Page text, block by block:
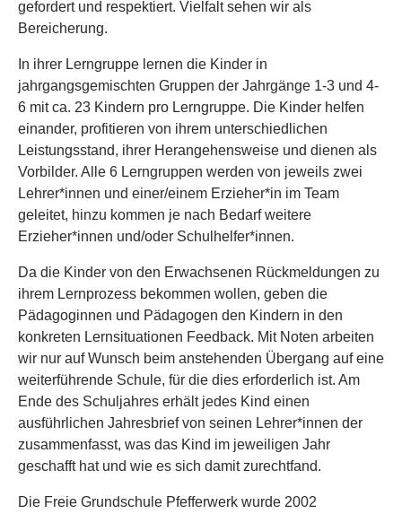
gefordert und respektiert. Vielfalt sehen wir als
Bereicherung.
In ihrer Lerngruppe lernen die Kinder in
jahrgangsgemischten Gruppen der Jahrgänge 1-3 und 4-
6 mit ca. 23 Kindern pro Lerngruppe. Die Kinder helfen
einander, profitieren von ihrem unterschiedlichen
Leistungsstand, ihrer Herangehensweise und dienen als
Vorbilder. Alle 6 Lerngruppen werden von jeweils zwei
Lehrer*innen und einer/einem Erzieher*in im Team
geleitet, hinzu kommen je nach Bedarf weitere
Erzieher*innen und/oder Schulhelfer*innen.
Da die Kinder von den Erwachsenen Rückmeldungen zu
ihrem Lernprozess bekommen wollen, geben die
Pädagoginnen und Pädagogen den Kindern in den
konkreten Lernsituationen Feedback. Mit Noten arbeiten
wir nur auf Wunsch beim anstehenden Übergang auf eine
weiterführende Schule, für die dies erforderlich ist. Am
Ende des Schuljahres erhält jedes Kind einen
ausführlichen Jahresbrief von seinen Lehrer*innen der
zusammenfasst, was das Kind im jeweiligen Jahr
geschafft hat und wie es sich damit zurechtfand.
Die Freie Grundschule Pfefferwerk wurde 2002